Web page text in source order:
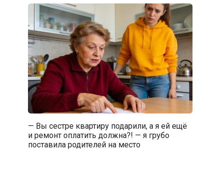
— Вы сестре квартиру подарили, а я ей ещё
и ремонт оплатить должна?! — я грубо
поставила родителей на место